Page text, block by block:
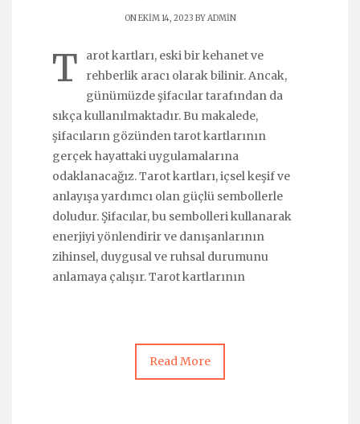
ON EKIM 14, 2023 BYADMIN
T
arot kartları, eski bir kehanet ve
rehberlik aracı olarak bilinir. Ancak,
günümüzde şifacılar tarafından da
sıkça kullanılmaktadır. Bu makalede,
şifacıların gözünden tarot kartlarının
gerçek hayattaki uygulamalarına
odaklanacağız. Tarot kartları, içsel keşif ve
anlayışa yardımcı olan güçlü sembollerle
doludur. Şifacılar, bu sembolleri kullanarak
enerjiyi yönlendirir ve danışanlarının
zihinsel, duygusal ve ruhsal durumunu
anlamaya çalışır. Tarot kartlarının
Read More